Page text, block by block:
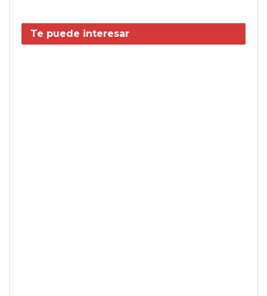
Te puede interesar